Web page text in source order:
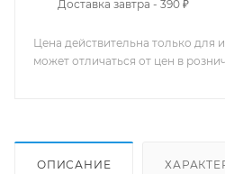
Доставка завтра - 390 ₽
Цена действительна только для
может отличаться от цен в
ОПИСАНИЕ